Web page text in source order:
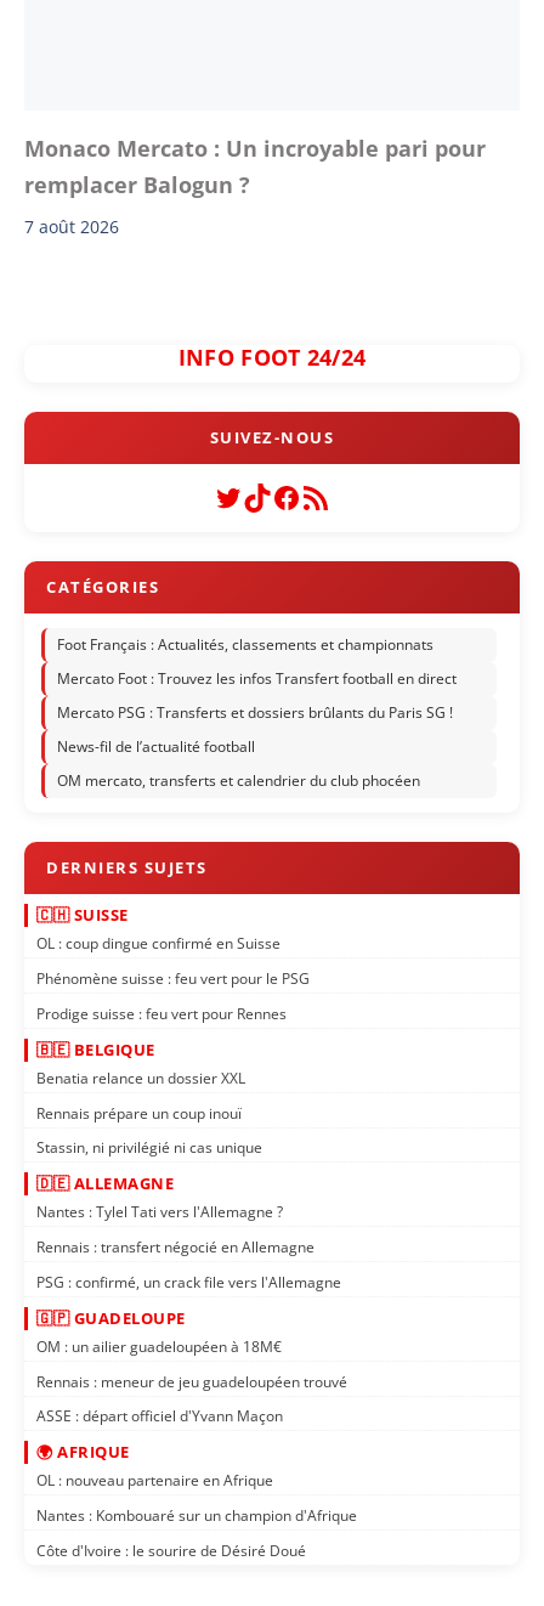
Monaco Mercato : Un incroyable pari pour
remplacer Balogun ?
7 août 2026
INFO FOOT 24/24
Twitter
TikTok
Facebook
Flux RSS
Foot Français : Actualités, classements et championnats
Mercato Foot : Trouvez les infos Transfert football en direct
Mercato PSG : Transferts et dossiers brûlants du Paris SG !
News-fil de l’actualité football
OM mercato, transferts et calendrier du club phocéen
🇨🇭 SUISSE
OL : coup dingue confirmé en Suisse
Phénomène suisse : feu vert pour le PSG
Prodige suisse : feu vert pour Rennes
🇧🇪 BELGIQUE
Benatia relance un dossier XXL
Rennais prépare un coup inouï
Stassin, ni privilégié ni cas unique
🇩🇪 ALLEMAGNE
Nantes : Tylel Tati vers l'Allemagne ?
Rennais : transfert négocié en Allemagne
PSG : confirmé, un crack file vers l'Allemagne
🇬🇵 GUADELOUPE
OM : un ailier guadeloupéen à 18M€
Rennais : meneur de jeu guadeloupéen trouvé
ASSE : départ officiel d'Yvann Maçon
🌍 AFRIQUE
OL : nouveau partenaire en Afrique
Nantes : Kombouaré sur un champion d'Afrique
Côte d'Ivoire : le sourire de Désiré Doué